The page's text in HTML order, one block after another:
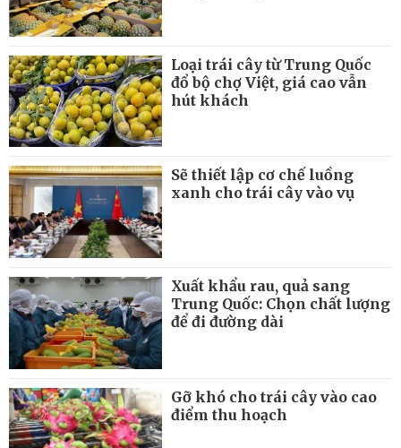
Loại trái cây từ Trung Quốc
đổ bộ chợ Việt, giá cao vẫn
hút khách
Sẽ thiết lập cơ chế luồng
xanh cho trái cây vào vụ
Xuất khẩu rau, quả sang
Trung Quốc: Chọn chất lượng
để đi đường dài
Gỡ khó cho trái cây vào cao
điểm thu hoạch